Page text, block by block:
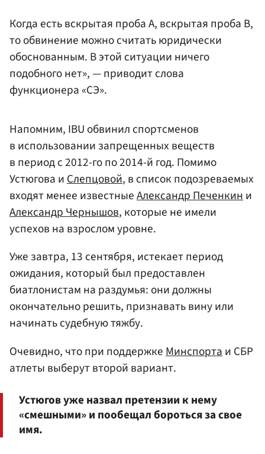
Когда есть вскрытая проба А, вскрытая проба B,
то обвинение можно считать юридически
обоснованным. В этой ситуации ничего
подобного нет», — приводит слова
функционера «СЭ».
Напомним, IBU обвинил спортсменов
в использовании запрещенных веществ
в период с 2012-го по 2014-й год. Помимо
Устюгова иСлепцовой, в список подозреваемых
входят менее известныеАлександр Печенкини
Александр Чернышов, которые не имели
успехов на взрослом уровне.
Уже завтра, 13 сентября, истекает период
ожидания, который был предоставлен
биатлонистам на раздумья: они должны
окончательно решить, признавать вину или
начинать судебную тяжбу.
Очевидно, что при поддержке Минспорта и СБР
атлеты выберут второй вариант.
Устюгов уже назвал претензии к нему
«смешными» и пообещал бороться за свое
имя.